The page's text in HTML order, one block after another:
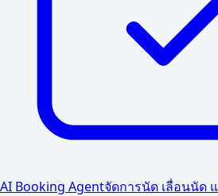
AI Booking Agentจัดการนัด เลื่อนนัด